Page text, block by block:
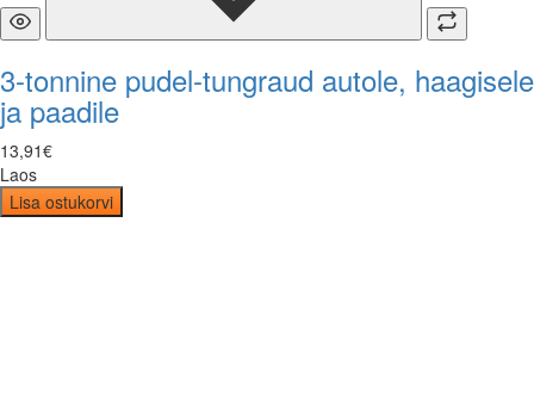
3-tonnine pudel-tungraud autole, haagisele
ja paadile
13,91€
Laos
Lisa ostukorvi